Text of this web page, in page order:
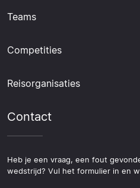
Teams
Competities
Reisorganisaties
Contact
Heb je een vraag, een fout
wedstrijd? Vul het formulier in en